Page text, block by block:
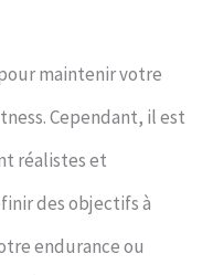
maintenir votre
Cependant, il est
réalistes et
des objectifs à
endurance ou